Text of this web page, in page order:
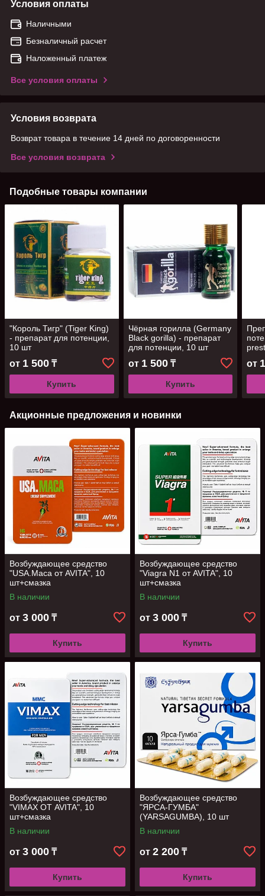
Условия оплаты
Наличными
Безналичный расчет
Наложенный платеж
Все условия оплаты
Условия возврата
Возврат товара в течение 14 дней по договоренности
Все условия возврата
Подобные товары компании
"Король Тигр" (Tiger King)
- препарат для потенции,
10 шт
от 1 500 ₸
Купить
Чёрная горилла (Germany
Black gorilla) - препарат
для потенции, 10 шт
от 1 500₸
Купить
от
Акционные предложения и новинки
Возбуждающее средство
"USA.Maca от AVITA", 10
шт+смазка
В наличии
от 3 000 ₸
Купить
Возбуждающее средство
"Viagra N1 от AVITA", 10
шт+смазка
В наличии
от 3 000 ₸
Купить
Возбуждающее средство
"VIMAX ОТ AVITA", 10
шт+смазка
В наличии
от 3 000 ₸
Купить
Возбуждающее средство
"ЯРСА-ГУМБА"
(YARSAGUMBA), 10 шт
В наличии
от 2 200 ₸
Купить